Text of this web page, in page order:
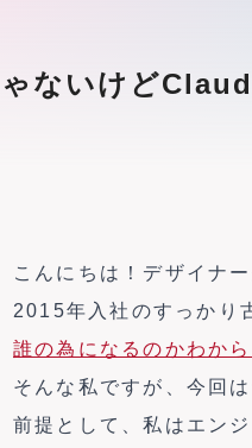
ないけど
こんにちは！デザイナ
2015年入社のすっかり
誰の為になるのかわか
そんな私ですが、今回
前提として、私はエン